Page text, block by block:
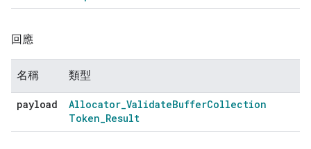
回應
名稱 類型
payload Allocator ValidateBufferCollection
Token Result